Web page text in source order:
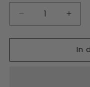
Menge
für
„Fresher
Tank“
Menge
für
Tank“
In